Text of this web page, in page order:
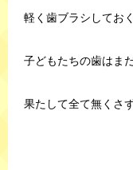
軽く歯ブラシしてお
子どもたちの歯はま
果たして全て無くさ